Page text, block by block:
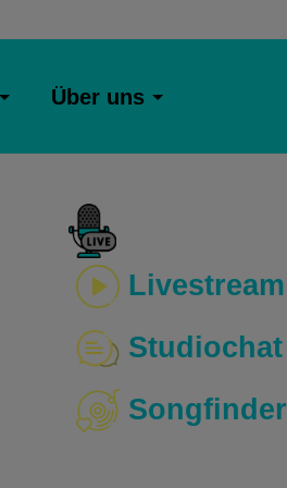
Über uns
Livestream
Studiochat
Songfinder